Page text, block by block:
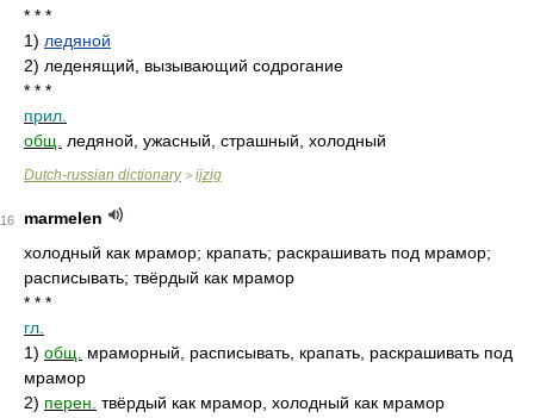
* * *
1) ледяной
2) леденящий, вызывающий содрогание
* * *
прил.
общ.
ледяной, ужасный, страшный, холодный
Dutch-russian dictionary> ijzig
16
marmelen
холодный как мрамор; крапать; раскрашивать под мрамор;
расписывать; твёрдый как мрамор
* * *
гл.
1) общ.
мраморный, расписывать, крапать, раскрашивать под
мрамор
2) перен. твёрдый как мрамор, холодный как мрамор